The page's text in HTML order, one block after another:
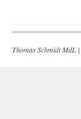
Thomas Schmidt MdL |